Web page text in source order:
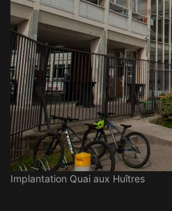
Implantation Quai aux Huîtres